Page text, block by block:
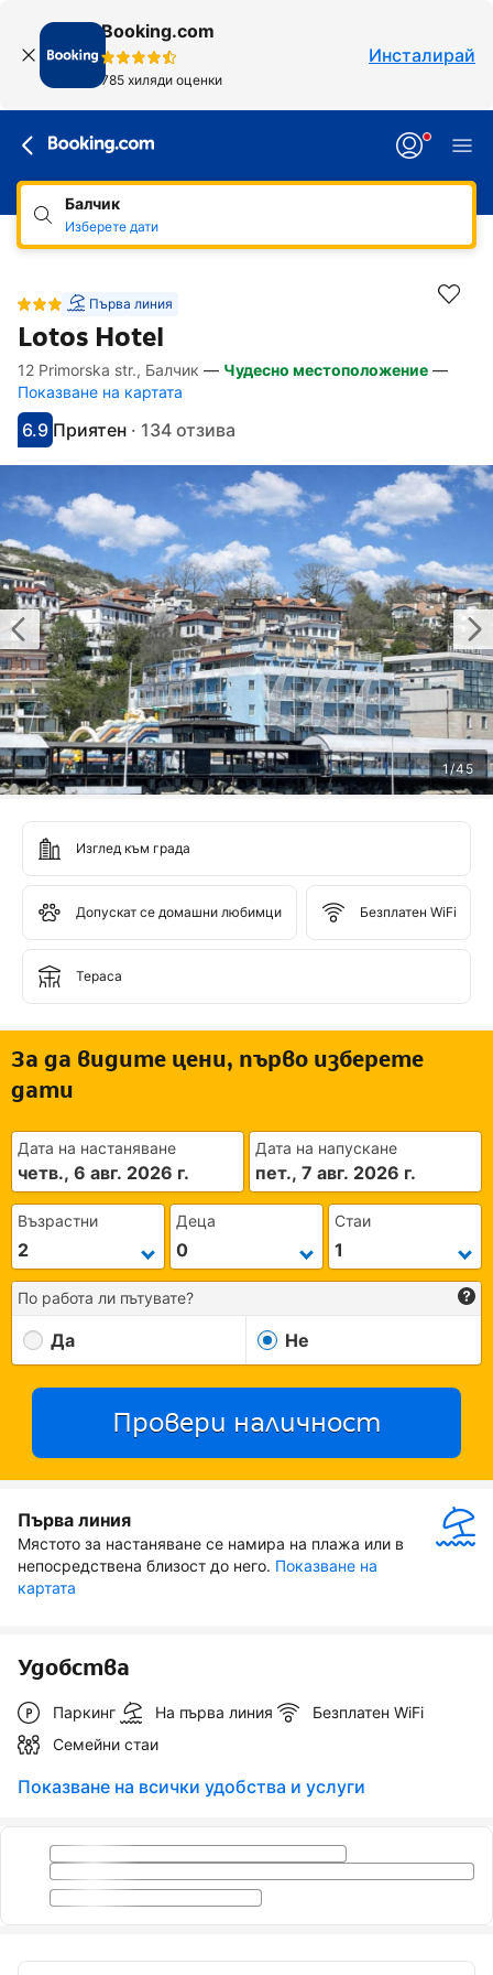
Booking.com
785 хиляди оценки
Инсталирай
Балчик
Изберете дати
Първа линия
Lotos Hotel
Линкове, достъпни за хора със
Напред към описанието
Напред към удобствата
Напред към стаите
Напред към политиките
12 Primorska str., Балчик — Чудесно местоположение —
Показване на картата
С оценка: 6.9
6.9
Оценено като: приятно
Приятен · 134 отзива
1/45
Изглед към града
Допускат се домашни любимци Безплатен WiFi
Тераса
За да видите цени, първо изберете
дати
Дата на настаняване
четв., 6 авг. 2026 г.
Дата на напускане
пет., 7 авг. 2026 г.
Възрастни Деца Стаи
По работа ли пътувате?
Да Не
Провери наличност
Първа линия
Мястото за настаняване се намира на плажа или в
непосредствена близост до него. Показване на
картата
Удобства
Паркинг На първа линия
Безплатен WiFi
Семейни стаи
Показване на всички удобства и услуги